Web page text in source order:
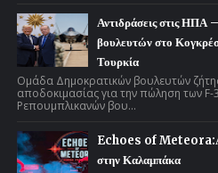
Αντιδράσεις στις ΗΠΑ
βουλευτών στο
Τουρκία
Ομάδα Δημοκρατικών βουλευτών
αποδοκιμασίας για την πώληση των
Ρεπουμπλικανών βου...
Echoes of
στην Καλαμπάκα